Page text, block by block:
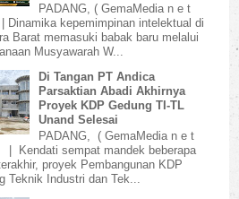
PADANG, ( GemaMedia n e t
Dinamika kepemimpinan intelektual di
Barat memasuki babak baru melalui
Musyawarah W...
Di Tangan PT Andica
Parsaktian Abadi Akhirnya
Proyek KDP Gedung TI-TL
Unand Selesai
PADANG, ( GemaMedia n e t
Kendati sempat mandek beberapa
proyek Pembangunan KDP
Teknik Industri dan Tek...